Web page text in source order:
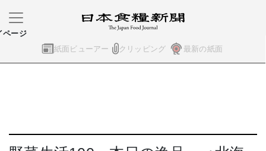
紙面ビューアー クリッピング 最新の紙面
ページ